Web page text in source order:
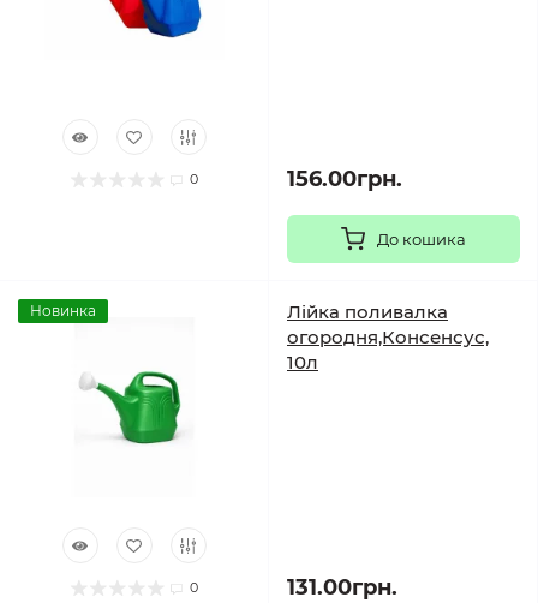
0 156.00грн.
До кошика
Новинка
0
Лійка поливалка
огородня,Консенсус,
10л
131.00грн.